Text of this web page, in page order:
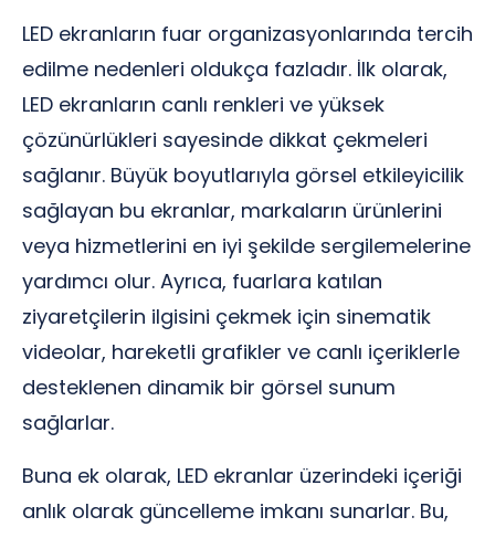
LED ekranların fuar organizasyonlarında tercih
edilme nedenleri oldukça fazladır. İlk olarak,
LED ekranların canlı renkleri ve yüksek
çözünürlükleri sayesinde dikkat çekmeleri
sağlanır. Büyük boyutlarıyla görsel etkileyicilik
sağlayan bu ekranlar, markaların ürünlerini
veya hizmetlerini en iyi şekilde sergilemelerine
yardımcı olur. Ayrıca, fuarlara katılan
ziyaretçilerin ilgisini çekmek için sinematik
videolar, hareketli grafikler ve canlı içeriklerle
desteklenen dinamik bir görsel sunum
sağlarlar.
Buna ek olarak, LED ekranlar üzerindeki içeriği
anlık olarak güncelleme imkanı sunarlar. Bu,